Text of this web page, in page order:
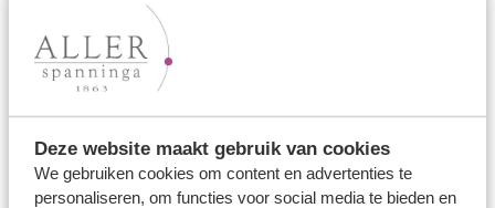
Deze website maakt gebruik van cookies
We gebruiken cookies om content en advertenties te
personaliseren, om functies voor social media te bieden en
Ons aanbod
Trouwringen
Verlovingsringen
Vriendschapsringen